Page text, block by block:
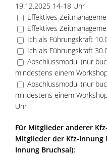
19.12.2025 14-18 Uhr
Effektives
Effektives
Ich als Führungskraft
Ich als Führungskraft
Abschlussmodul (nur
mindestens einem
Abschlussmodul (nur
mindestens einem
Uhr
Für Mitglieder anderer
Mitglieder der Kfz-
Innung Bruchsal):